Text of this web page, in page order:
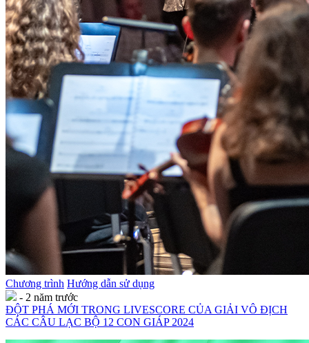
Chương trình Hướng dẫn sử dụng
- 2 năm trước
ĐỘT PHÁ MỚI TRONG LIVESCORE CỦA GIẢI VÔ ĐỊCH
CÁC CÂU LẠC BỘ 12 CON GIÁP 2024